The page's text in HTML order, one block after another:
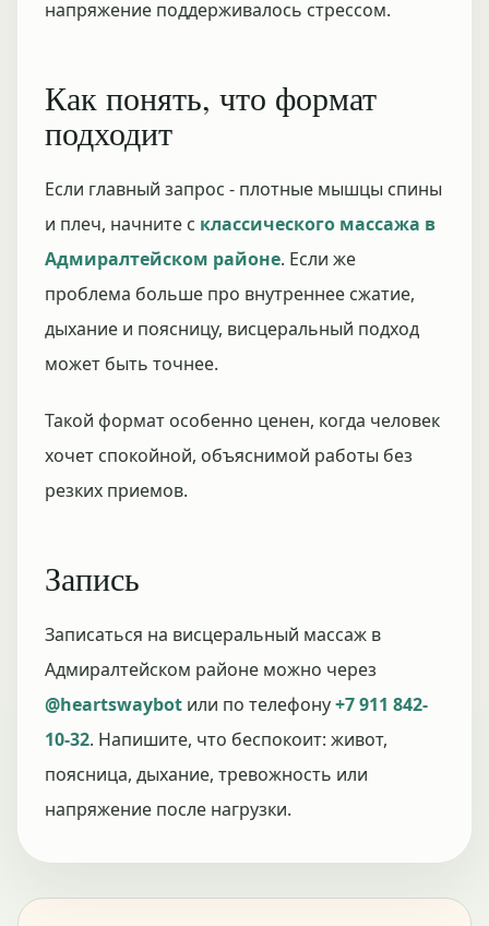
напряжение поддерживалось стрессом.
Как понять, что формат
подходит
Если главный запрос - плотные мышцы спины
и плеч, начните с классического массажа в
Адмиралтейском районе. Если же
проблема больше про внутреннее сжатие,
дыхание и поясницу, висцеральный подход
может быть точнее.
Такой формат особенно ценен, когда человек
хочет спокойной, объяснимой работы без
резких приемов.
Запись
Записаться на висцеральный массаж в
Адмиралтейском районе можно через
@heartswaybot или по телефону+7 911 842-
10-32. Напишите, что беспокоит: живот,
поясница, дыхание, тревожность или
напряжение после нагрузки.